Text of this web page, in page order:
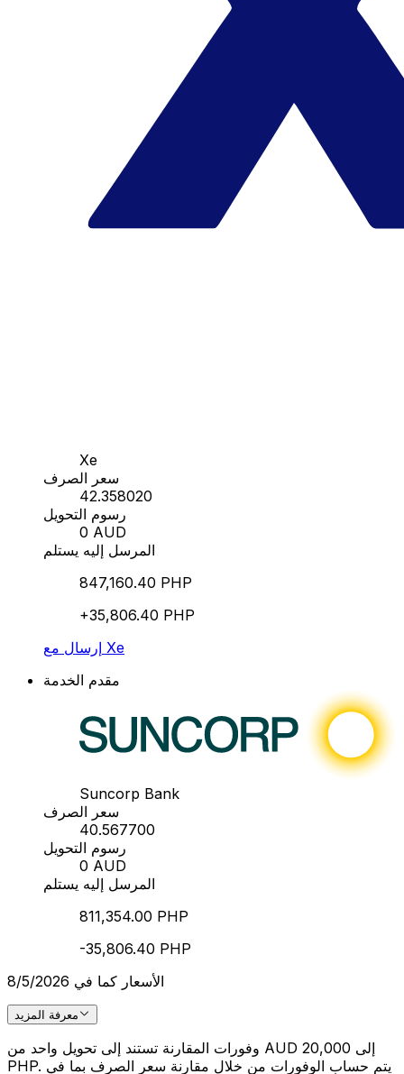
Xe
سعر الصرف
42.358020
رسوم التحويل
0 AUD
المرسل إليه يستلم
847,160.40 PHP
+35,806.40 PHP
إرسال مع Xe
مقدم الخدمة
Suncorp Bank
سعر الصرف
40.567700
رسوم التحويل
0 AUD
المرسل إليه يستلم
811,354.00 PHP
-35,806.40 PHP
الأسعار كما في 8/5/2026
معرفة المزيد
وفورات المقارنة تستند إلى تحويل واحد من AUD 20,000 إلى
PHP. يتم حساب الوفورات من خلال مقارنة سعر الصرف بما في